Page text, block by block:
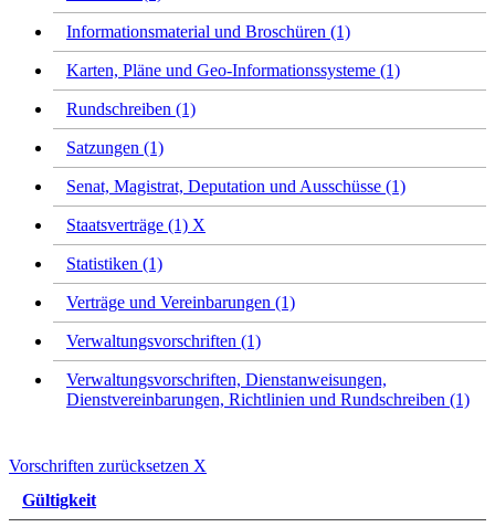
Informationsmaterial und Broschüren (1)
Karten, Pläne und Geo-Informationssysteme (1)
Rundschreiben (1)
Satzungen (1)
Senat, Magistrat, Deputation und Ausschüsse (1)
Staatsverträge (1) X
Statistiken (1)
Verträge und Vereinbarungen (1)
Verwaltungsvorschriften (1)
Verwaltungsvorschriften, Dienstanweisungen,
Dienstvereinbarungen, Richtlinien und Rundschreiben (1)
Vorschriften zurücksetzen X
Gültigkeit